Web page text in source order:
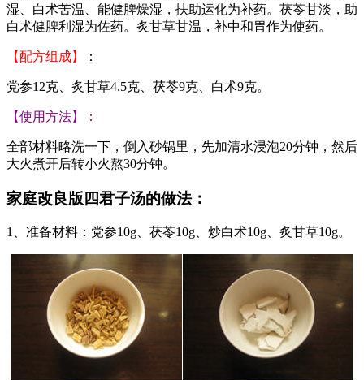
湿、白术苦温、能健脾燥湿，扶助运化为补药。茯苓甘淡，助
白术健脾利湿为佐药。炙甘草甘温，补中和胃作为使药。
【配方组成】 ：
党参12克、炙甘草4.5克、茯苓9克、白术9克。
【使用方法】：
全部材料略洗一下，倒入砂锅里，先加清水浸泡20分钟，然后
大火煮开后转小火熬30分钟。
家庭改良版四君子汤的做法：
1、准备材料：党参10g、茯苓10g、炒白术10g、炙甘草10g。